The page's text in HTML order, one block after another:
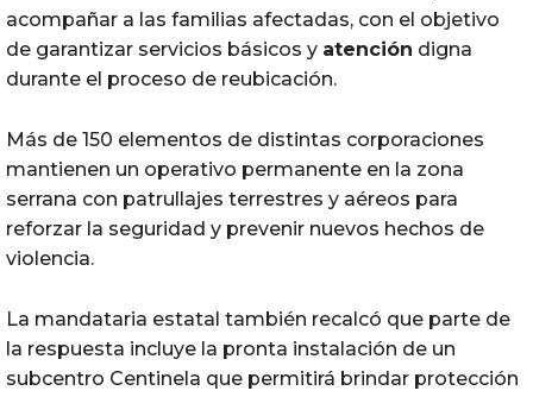
acompañar a las familias afectadas, con el objetivo
de garantizar servicios básicos y atención digna
durante el proceso de reubicación.
Más de 150 elementos de distintas corporaciones
mantienen un operativo permanente en la zona
serrana con patrullajes terrestres y aéreos para
reforzar la seguridad y prevenir nuevos hechos de
violencia.
La mandataria estatal también recalcó que parte de
la respuesta incluye la pronta instalación de un
subcentro Centinela que permitirá brindar protección